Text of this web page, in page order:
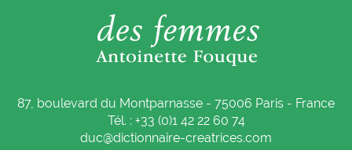
87, boulevard du Montparnasse - 75006 Paris - France
Tél. : +33 (0)1 42 22 60 74
duc@dictionnaire-creatrices.com